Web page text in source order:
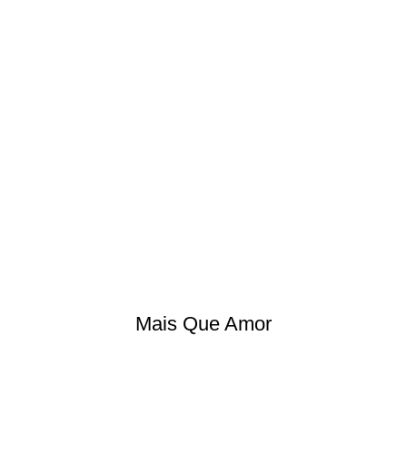
Mais Que Amor